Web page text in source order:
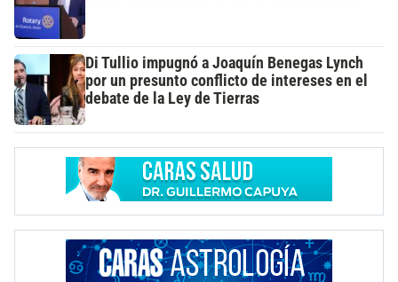
Di Tullio impugnó a Joaquín Benegas Lynch
por un presunto conflicto de intereses en el
debate de la Ley de Tierras